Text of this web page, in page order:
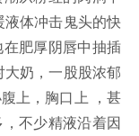
体冲击鬼头的快
肥厚阴唇中抽插
奶，一股股浓郁
上，胸口上 ，甚
不少精液沿着因